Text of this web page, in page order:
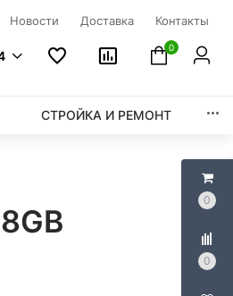
0
0
Новости Доставка Контакты
0
СТРОЙКА И РЕМОНТ